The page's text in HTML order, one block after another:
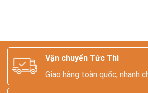
Vận chuyển Tức Thì
Giao hàng toàn quốc, nhanh